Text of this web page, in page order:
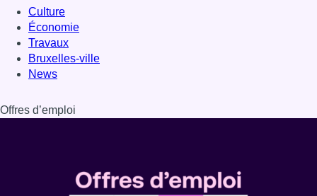
Culture
Économie
Travaux
Bruxelles-ville
News
Offres d’emploi